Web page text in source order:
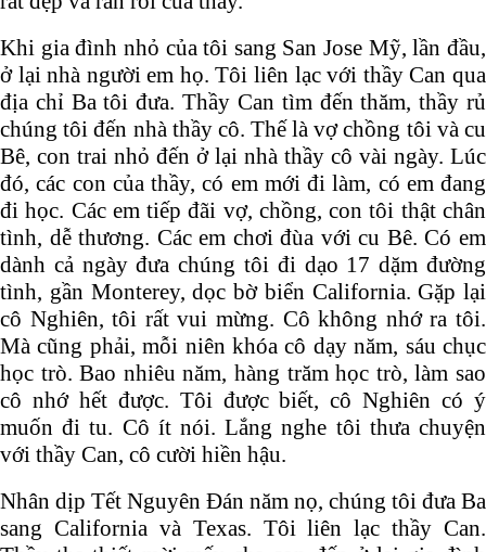
Khi gia đình nhỏ của tôi sang San Jose Mỹ, lần đầu,
ở lại nhà người em họ. Tôi liên lạc với thầy Can qua
địa chỉ Ba tôi đưa. Thầy Can tìm đến thăm, thầy rủ
chúng tôi đến nhà thầy cô. Thế là vợ chồng tôi và cu
Bê, con trai nhỏ đến ở lại nhà thầy cô vài ngày. Lúc
đó, các con của thầy, có em mới đi làm, có em đang
đi học. Các em tiếp đãi vợ, chồng, con tôi thật chân
tình, dễ thương. Các em chơi đùa với cu Bê. Có em
dành cả ngày đưa chúng tôi đi dạo 17 dặm đường
tình, gần Monterey, dọc bờ biển California. Gặp lại
cô Nghiên, tôi rất vui mừng. Cô không nhớ ra tôi.
Mà cũng phải, mỗi niên khóa cô dạy năm, sáu chục
học trò. Bao nhiêu năm, hàng trăm học trò, làm sao
cô nhớ hết được. Tôi được biết, cô Nghiên có ý
muốn đi tu. Cô ít nói. Lắng nghe tôi thưa chuyện
với thầy Can, cô cười hiền hậu.
Nhân dịp Tết Nguyên Đán năm nọ, chúng tôi đưa Ba
sang California và Texas. Tôi liên lạc thầy Can.